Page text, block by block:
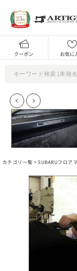
クーポン お気に
カテゴリ一覧 >SUBARUフロア